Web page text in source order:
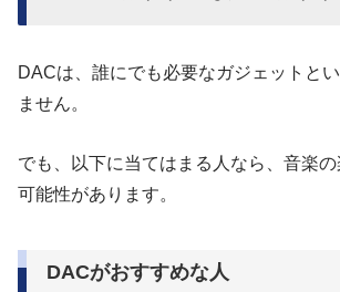
DACは、誰にでも必要なガジェットと
ません。
でも、以下に当てはまる人なら、音楽
可能性があります。
DACがおすすめな人